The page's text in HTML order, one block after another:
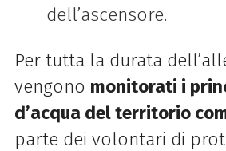
dell’ascensore.
Per tutta la durata
vengono monitorati i
d’acqua del territorio
parte dei volontari di